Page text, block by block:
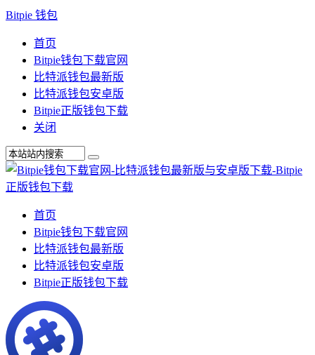
Bitpie 钱包
首页
Bitpie钱包下载官网
比特派钱包最新版
比特派钱包安卓版
Bitpie正版钱包下载
关闭
首页
Bitpie钱包下载官网
比特派钱包最新版
比特派钱包安卓版
Bitpie正版钱包下载